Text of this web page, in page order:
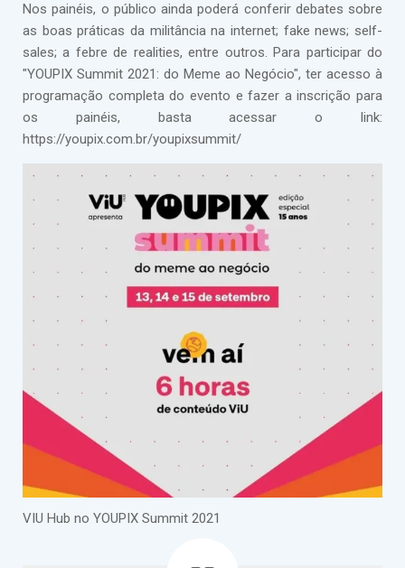
Nos painéis, o público ainda poderá conferir debates sobre
as boas práticas da militância na internet; fake news; self-
sales; a febre de realities, entre outros. Para participar do
"YOUPIX Summit 2021: do Meme ao Negócio", ter acesso à
programação completa do evento e fazer a inscrição para
os painéis, basta acessar o link:
https://youpix.com.br/youpixsummit/
VIU Hub no YOUPIX Summit 2021